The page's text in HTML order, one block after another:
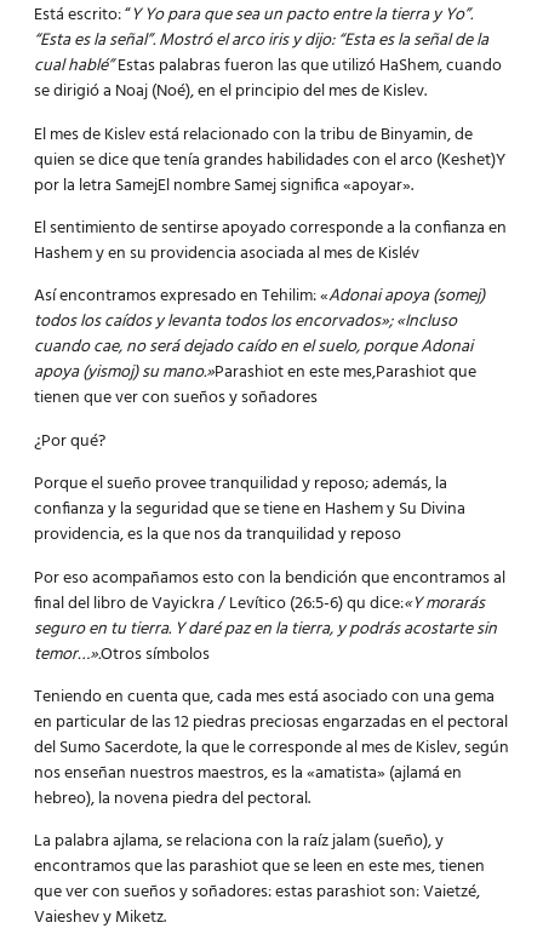
Está escrito: “Y Yo para que sea un pacto entre la tierra y Yo”.
“Esta es la señal”. Mostró el arco iris y dijo: “Esta es la señal de la
cual hablé”Estas palabras fueron las que utilizó HaShem, cuando
se dirigió a Noaj (Noé), en el principio del mes de Kislev.
El mes de Kislev está relacionado con la tribu de Binyamin, de
quien se dice que tenía grandes habilidades con el arco (Keshet)Y
por la letra SamejEl nombre Samej significa «apoyar».
El sentimiento de sentirse apoyado corresponde a la confianza en
Hashem y en su providencia asociada al mes de Kislév
Así encontramos expresado en Tehilim: «Adonai apoya (somej)
todos los caídos y levanta todos los encorvados»; «Incluso
cuando cae, no será dejado caído en el suelo, porque Adonai
apoya (yismoj) su mano.»Parashiot en este mes,Parashiot que
tienen que ver con sueños y soñadores
¿Por qué?
Porque el sueño provee tranquilidad y reposo; además, la
confianza y la seguridad que se tiene en Hashem y Su Divina
providencia, es la que nos da tranquilidad y reposo
Por eso acompañamos esto con la bendición que encontramos al
final del libro de Vayickra / Levítico (26:5-6) qu dice:«Y morarás
seguro en tu tierra. Y daré paz en la tierra, y podrás acostarte sin
temor…».Otros símbolos
Teniendo en cuenta que, cada mes está asociado con una gema
en particular de las 12 piedras preciosas engarzadas en el pectoral
del Sumo Sacerdote, la que le corresponde al mes de Kislev, según
nos enseñan nuestros maestros, es la «amatista» (ajlamá en
hebreo), la novena piedra del pectoral.
La palabra ajlama, se relaciona con la raíz jalam (sueño), y
encontramos que las parashiot que se leen en este mes, tienen
que ver con sueños y soñadores: estas parashiot son: Vaietzé,
Vaieshev y Miketz.